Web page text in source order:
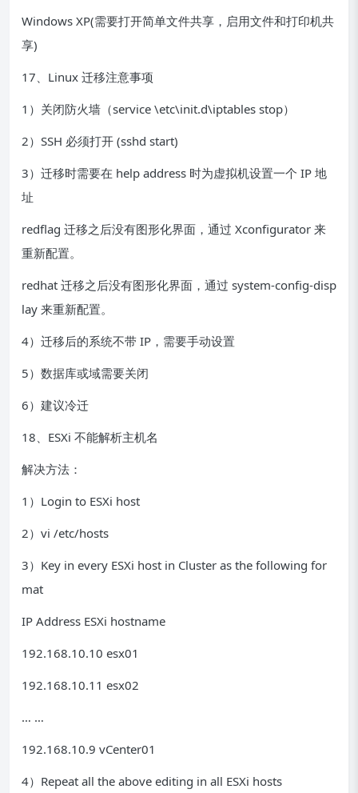
Windows XP(需要打开简单文件共享，启用文件和打印机共
享)
17、Linux 迁移注意事项
1）关闭防火墙（service \etc\init.d\iptables stop）
2）SSH 必须打开 (sshd start)
3）迁移时需要在 help address 时为虚拟机设置一个 IP 地
址
redflag 迁移之后没有图形化界面，通过 Xconfigurator 来
重新配置。
redhat 迁移之后没有图形化界面，通过 system-config-disp
lay 来重新配置。
4）迁移后的系统不带 IP，需要手动设置
5）数据库或域需要关闭
6）建议冷迁
18、ESXi 不能解析主机名
解决方法：
1）Login to ESXi host
2）vi /etc/hosts
3）Key in every ESXi host in Cluster as the following for
mat
IP Address ESXi hostname
192.168.10.10 esx01
192.168.10.11 esx02
… …
192.168.10.9 vCenter01
4）Repeat all the above editing in all ESXi hosts